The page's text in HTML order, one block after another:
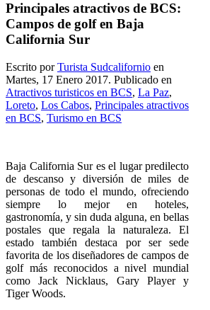
Principales atractivos de BCS:
Campos de golf en Baja
California Sur
Escrito porTurista Sudcalifornio en
Martes, 17 Enero 2017. Publicado en
Atractivos turisticos en BCS, La Paz,
Loreto, Los Cabos, Principales atractivos
en BCS, Turismo en BCS
Baja California Sur es el lugar predilecto
de descanso y diversión de miles de
personas de todo el mundo, ofreciendo
siempre lo mejor en hoteles,
gastronomía, y sin duda alguna, en bellas
postales que regala la naturaleza. El
estado también destaca por ser sede
favorita de los diseñadores de campos de
golf más reconocidos a nivel mundial
como Jack Nicklaus, Gary Player y
Tiger Woods.